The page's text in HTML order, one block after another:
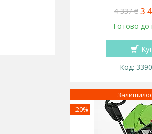
4 337 ₴ 3
Готово до
–20%